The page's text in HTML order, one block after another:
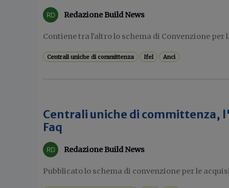
Redazione Build News
Contiene tra l'altro lo schema di Convenzione per
Centrali uniche di committenza Ifel Anci
Centrali uniche di committenza,
Faq
Redazione Build News
Pubblicato lo schema di convenzione per le